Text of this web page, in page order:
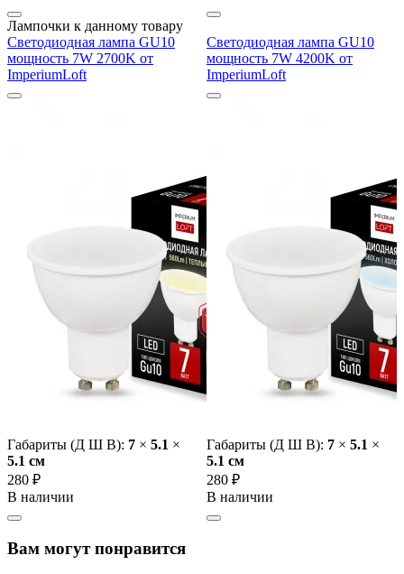
Лампочки к данному товару
Светодиодная лампа GU10
мощность 7W 2700K от
ImperiumLoft
Габариты (Д Ш В): 7 × 5.1 ×
5.1 cм
280 ₽
В наличии
Светодиодная лампа GU10
мощность 7W 4200K от
ImperiumLoft
Габариты (Д Ш В): 7 × 5.1 ×
5.1 cм
280 ₽
В наличии
Вам могут понравится